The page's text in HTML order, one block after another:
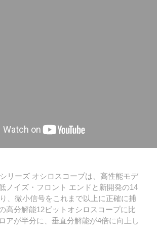
リーズ オシロスコープは、高性能モデ
ノイズ・フロント エンドと新開発の14
、微小信号をこれまで以上に正確に捕
高分解能12ビットオシロスコープに比
アが半分に、垂直分解能が4倍に向上し